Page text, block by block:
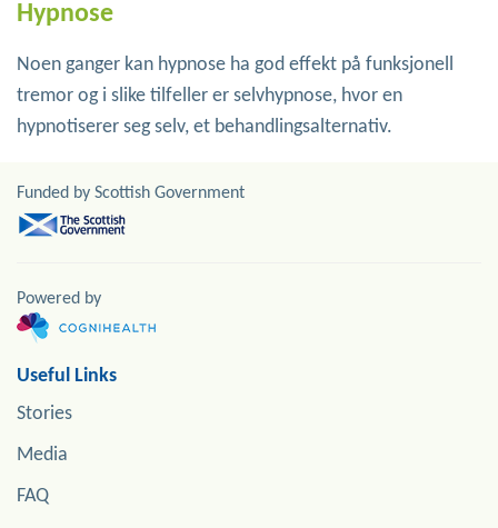
Hypnose
Noen ganger kan hypnose ha god effekt på funksjonell
tremor og i slike tilfeller er selvhypnose, hvor en
hypnotiserer seg selv, et behandlingsalternativ.
Funded by Scottish Government
Powered by
Useful Links
Stories
Media
FAQ